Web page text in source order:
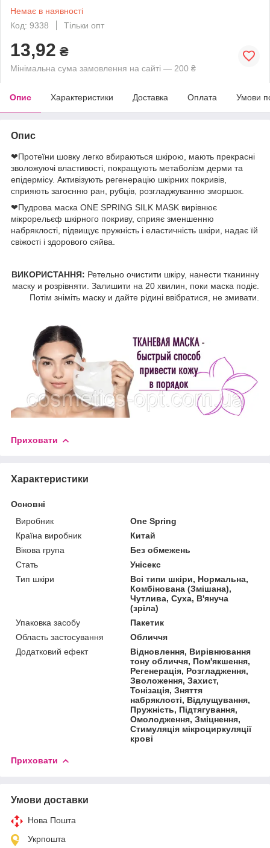
Немає в наявності
Код: 9338
Тільки опт
13,92 ₴
Мінімальна сума замовлення на сайті — 200 ₴
Опис Характеристики Доставка Оплата Умови
Опис
❤Протеїни шовку легко вбираються шкірою, мають прекрасні
зволожуючі властивості, покращують метаболізм дерми та
епідермісу. Активізують регенерацію шкірних покривів,
сприяють загоєнню ран, рубців, розгладжуванню зморшок.
❤Пудрова маска ONE SPRING SILK MASK вирівнює
мікрорельєф шкірного покриву, сприяє зменшенню
набряклості, підвищує пружність і еластичність шкіри, надає їй
свіжості і здорового сяйва.
ВИКОРИСТАННЯ: Ретельно очистити шкіру, нанести тканинну
маску и розрівняти. Залишити на 20 хвилин, поки маска подіє.
Потім зніміть маску и дайте рідині ввібратися, не змивати.
Приховати
Характеристики
Основні
Виробник
One Spring
Країна виробник
Китай
Вікова група
Без обмежень
Стать
Унісекс
Тип шкіри
Всі типи шкіри, Нормальна,
Комбінована (Змішана),
Чутлива, Суха, В'януча
(зріла)
Упаковка засобу
Пакетик
Область застосування
Обличчя
Додатковий ефект
Відновлення, Вирівнювання
тону обличчя, Пом'якшення,
Регенерація, Розгладження,
Зволоження, Захист,
Тонізація, Зняття
набряклості, Відлущування,
Пружність, Підтягування,
Омолодження, Зміцнення,
Стимуляція мікроциркуляції
крові
Приховати
Умови доставки
Нова Пошта
Укрпошта